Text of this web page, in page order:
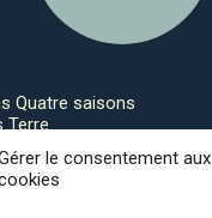
le consentement aux
Quatre saisons
Terre